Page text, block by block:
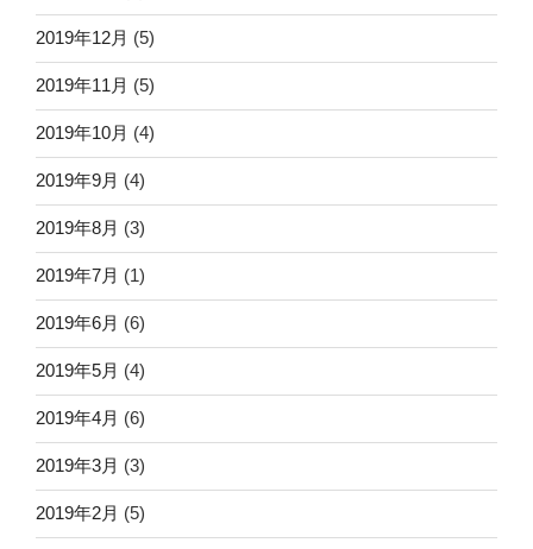
2019年12月 (5)
2019年11月 (5)
2019年10月 (4)
2019年9月 (4)
2019年8月 (3)
2019年7月 (1)
2019年6月 (6)
2019年5月 (4)
2019年4月 (6)
2019年3月 (3)
2019年2月 (5)